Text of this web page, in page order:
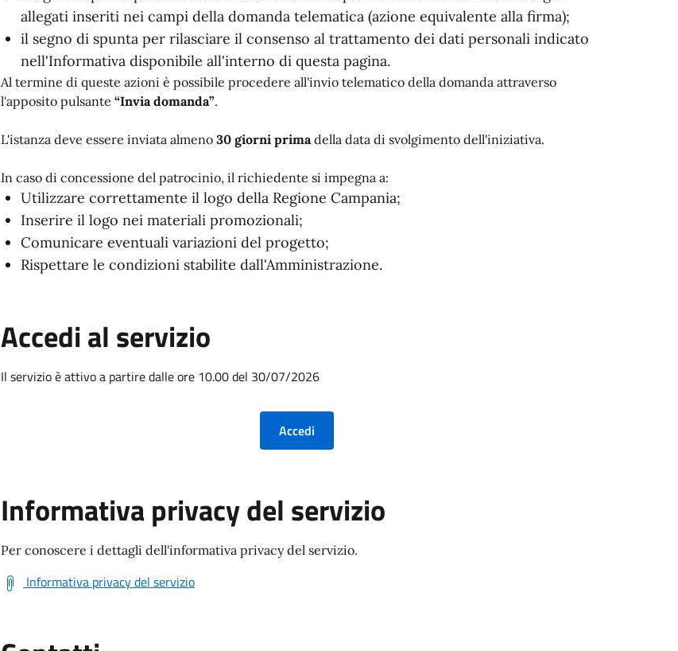
allegati inseriti nei campi della domanda telematica (azione equivalente alla firma);
il segno di spunta per rilasciare il consenso al trattamento dei dati personali indicato
nell'Informativa disponibile all'interno di questa pagina.
Al termine di queste azioni è possibile procedere all'invio telematico della domanda attraverso
l'apposito pulsante “Invia domanda”.
L'istanza deve essere inviata almeno 30 giorni primadella data di svolgimento dell'iniziativa.
In caso di concessione del patrocinio, il richiedente si impegna a:
Utilizzare correttamente il logo della Regione Campania;
Inserire il logo nei materiali promozionali;
Comunicare eventuali variazioni del progetto;
Rispettare le condizioni stabilite dall'Amministrazione.
Accedi al servizio
Il servizio è attivo a partire dalle ore 10.00 del 30/07/2026
Informativa privacy del servizio
Per conoscere i dettagli dell'informativa privacy del servizio.
Informativa privacy del servizio